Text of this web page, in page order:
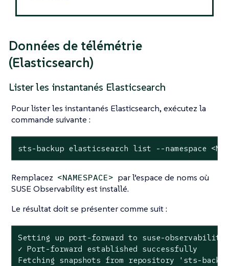
Données de télémétrie
(Elasticsearch)
Lister les instantanés Elasticsearch
Pour lister les instantanés Elasticsearch, exécutez la
commande suivante :
sts-backup elasticsearch list --namespace
Remplacez <NAMESPACE> par l’espace de noms où
SUSE Observability est installé.
Le résultat doit se présenter comme suit :
Setting up port-forward to suse-
✓ Port-forward established successfully
Fetching snapshots from repository
'sts-